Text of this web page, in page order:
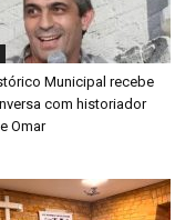
Municipal recebe
com historiador
Omar